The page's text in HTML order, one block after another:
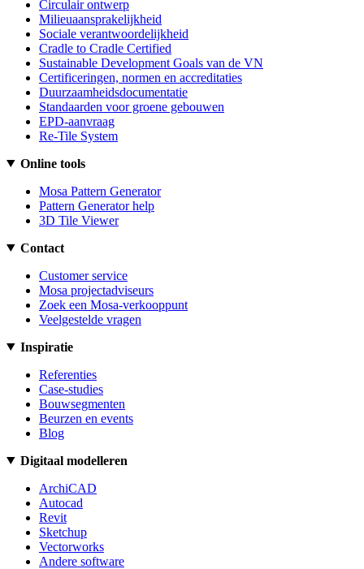
Circulair ontwerp
Milieuaansprakelijkheid
Sociale verantwoordelijkheid
Cradle to Cradle Certified
Sustainable Development Goals van de VN
Certificeringen, normen en accreditaties
Duurzaamheidsdocumentatie
Standaarden voor groene gebouwen
EPD-aanvraag
Re-Tile System
Online tools
Mosa Pattern Generator
Pattern Generator help
3D Tile Viewer
Contact
Customer service
Mosa projectadviseurs
Zoek een Mosa-verkooppunt
Veelgestelde vragen
Inspiratie
Referenties
Case-studies
Bouwsegmenten
Beurzen en events
Blog
Digitaal modelleren
ArchiCAD
Autocad
Revit
Sketchup
Vectorworks
Andere software